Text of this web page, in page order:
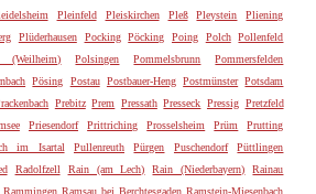
Pleinfeld Pleiskirchen Pleß Pleystein
Pliening
Plüderhausen Pocking Pöcking Poing Polch
Pollenfeld
(Weilheim) Polsingen Pommelsbrunn
Pommersfelden
Pösing Postau Postbauer-Heng Postmünster Potsdam
Prebitz Prem Pressath Presseck Pressig Pretzfeld
Priesendorf Prittriching Prosselsheim Prüm
Prutting
im Isartal Pullenreuth Pürgen Puschendorf
Püttlingen
Radolfzell Rain (am Lech) Rain (Niederbayern)
Rainau
Rammingen Ramsau bei Berchtesgaden Ramstein-Miesenbach